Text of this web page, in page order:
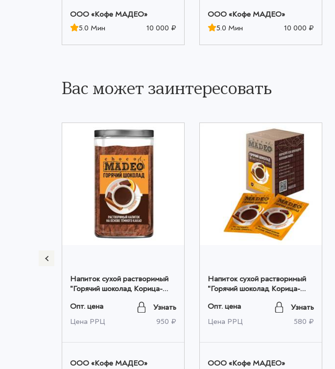
OOO «Кофе МАДЕО»
5.0 Мин
10 000 ₽
OOO «Кофе МАДЕО»
5.0 Мин
10 000 ₽
Вас может заинтересовать
Напиток сухой растворимый
"Горячий шоколад Корица-
оптом
Опт. цена
Узнать
Цена РРЦ
950 ₽
OOO «Кофе МАДЕО»
Напиток сухой растворимый
"Горячий шоколад Корица-
10шт*0,025кг оптом
Опт. цена
Узнать
Цена РРЦ
580 ₽
OOO «Кофе МАДЕО»